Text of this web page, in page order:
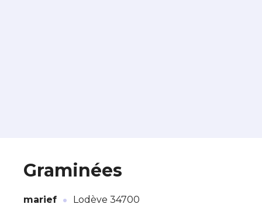
À propos de cette œuvre
Graminées
marief · Lodève 34700